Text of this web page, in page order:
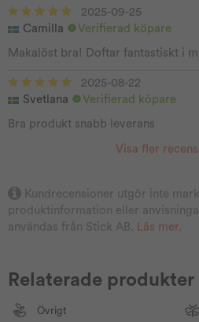
2025-09-25
Camilla
Verifierad köpare
Makalöst bra! Doftar fantastiskt i
2025-08-22
Svetlana
Verifierad köpare
Bra produkt snabb leverans
Visa fler
Kundrecensioner utgör inte
produktinformation eller
användas från Stick AB.
Läs mer
Relaterade produkter
Övrigt